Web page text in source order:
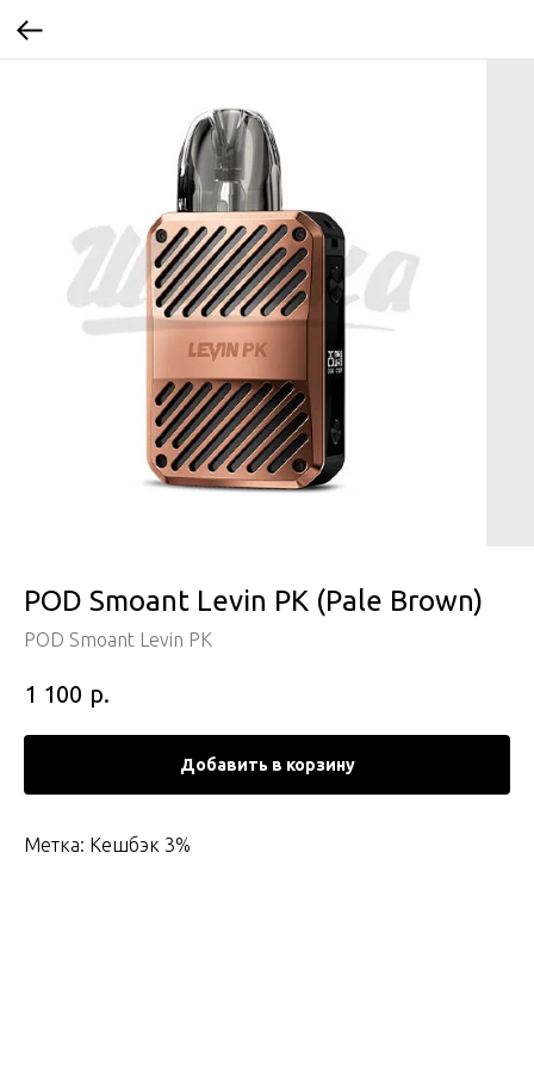
POD Smoant Levin PK (Pale Brown)
POD Smoant Levin PK
1 100 р.
Добавить в корзину
Метка: Кешбэк 3%